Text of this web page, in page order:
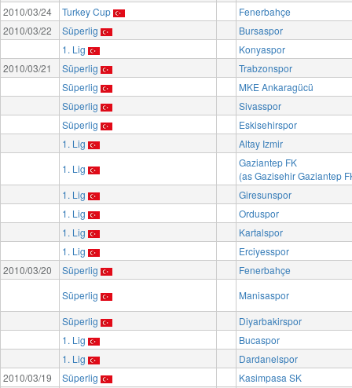
2010/03/24
Turkey Cup
Fenerbahçe
2010/03/22
Süperlig
Bursaspor
1. Lig
Konyaspor
2010/03/21
Süperlig
Trabzonspor
Süperlig
MKE Ankaragücü
Süperlig
Sivasspor
Süperlig
Eskisehirspor
1. Lig
Altay Izmir
1. Lig
Gaziantep FK
(as Gazisehir Gaziantep
1. Lig
Giresunspor
1. Lig
Orduspor
1. Lig
Kartalspor
1. Lig
Erciyesspor
2010/03/20
Süperlig
Fenerbahçe
Süperlig
Manisaspor
Süperlig
Diyarbakirspor
1. Lig
Bucaspor
1. Lig
Dardanelspor
2010/03/19
Süperlig
Kasimpasa SK